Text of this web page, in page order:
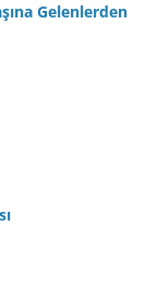
Gelenlerden